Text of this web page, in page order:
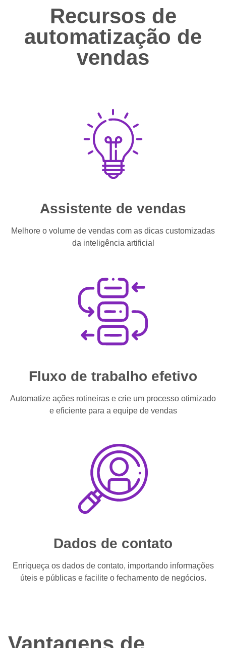
Recursos de
automatização de
vendas
Assistente de vendas
Melhore o volume de vendas com as dicas customizadas
da inteligência artificial
Fluxo de trabalho efetivo
Automatize ações rotineiras e crie um processo otimizado
e eficiente para a equipe de vendas
Dados de contato
Enriqueça os dados de contato, importando informações
úteis e públicas e facilite o fechamento de negócios.